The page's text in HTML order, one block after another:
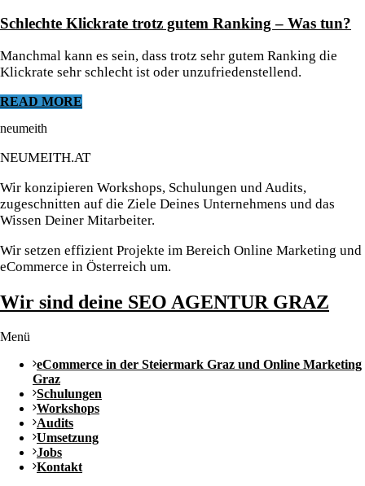
Schlechte Klickrate trotz gutem Ranking – Was tun?
Manchmal kann es sein, dass trotz sehr gutem Ranking die
Klickrate sehr schlecht ist oder unzufriedenstellend.
READ MORE
neumeith
NEUMEITH.AT
Wir konzipieren Workshops, Schulungen und Audits,
zugeschnitten auf die Ziele Deines Unternehmens und das
Wissen Deiner Mitarbeiter.
Wir setzen effizient Projekte im Bereich Online Marketing und
eCommerce in Österreich um.
Wir sind deine SEO AGENTUR GRAZ
Menü
eCommerce in der Steiermark Graz und Online Marketing
Graz
Schulungen
Workshops
Audits
Umsetzung
Jobs
Kontakt